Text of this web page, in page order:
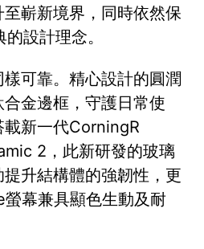
嶄新境界，同時依然保
設計理念。
可靠。精心設計的圓潤
金邊框，守護日常使
載新一代CorningR
2，此新研發的玻璃
升結構體的強韌性，更
幕兼具顯色生動及耐